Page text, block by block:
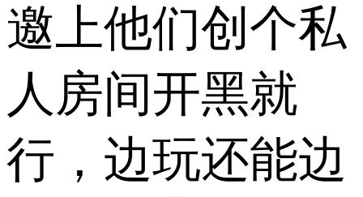
邀上他们创个私
人房间开黑就
行，边玩还能边